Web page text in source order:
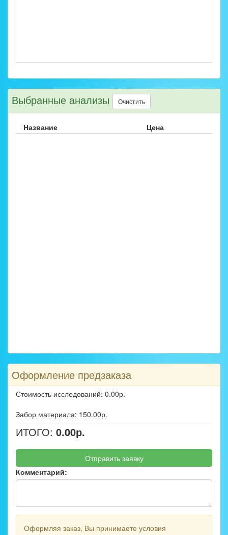
Выбранные анализы Очистить
Название Цена
Оформление предзаказа
Стоимость исследований: 0.00р.
Забор материала: 150.00р.
ИТОГО: 0.00р.
Отправить заявку
Комментарий:
Оформляя заказ, Вы принимаете условия